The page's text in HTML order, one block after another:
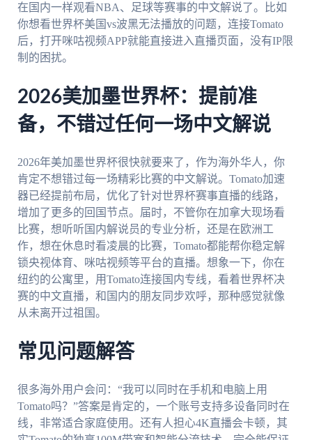
在国内一样观看NBA、足球等赛事的中文解说了。比如
你想看世界杯美国vs波黑无法播放的问题，连接Tomato
后，打开咪咕视频APP就能直接进入直播页面，没有IP限
制的困扰。
2026美加墨世界杯：提前准
备，不错过任何一场中文解说
2026年美加墨世界杯很快就要来了，作为海外华人，你
肯定不想错过每一场精彩比赛的中文解说。Tomato加速
器已经提前布局，优化了针对世界杯赛事直播的线路，
增加了更多的回国节点。届时，不管你在加拿大现场看
比赛，想听听国内解说员的专业分析，还是在欧洲工
作，想在休息时看凌晨的比赛，Tomato都能帮你稳定解
锁央视体育、咪咕视频等平台的直播。想象一下，你在
纽约的公寓里，用Tomato连接国内专线，看着世界杯决
赛的中文直播，和国内的朋友同步欢呼，那种感觉就像
从未离开过祖国。
常见问题解答
很多海外用户会问：“我可以同时在手机和电脑上用
Tomato吗？”答案是肯定的，一个账号支持多设备同时在
线，非常适合家庭使用。还有人担心4K直播会卡顿，其